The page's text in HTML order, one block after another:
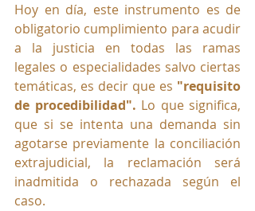
Hoy en día, este instrumento es de
obligatorio cumplimiento para acudir
a la justicia en todas las ramas
legales o especialidades salvo ciertas
temáticas, es decir que es "requisito
de procedibilidad". Lo que significa,
que si se intenta una demanda sin
agotarse previamente la conciliación
extrajudicial, la reclamación será
inadmitida o rechazada según el
caso.